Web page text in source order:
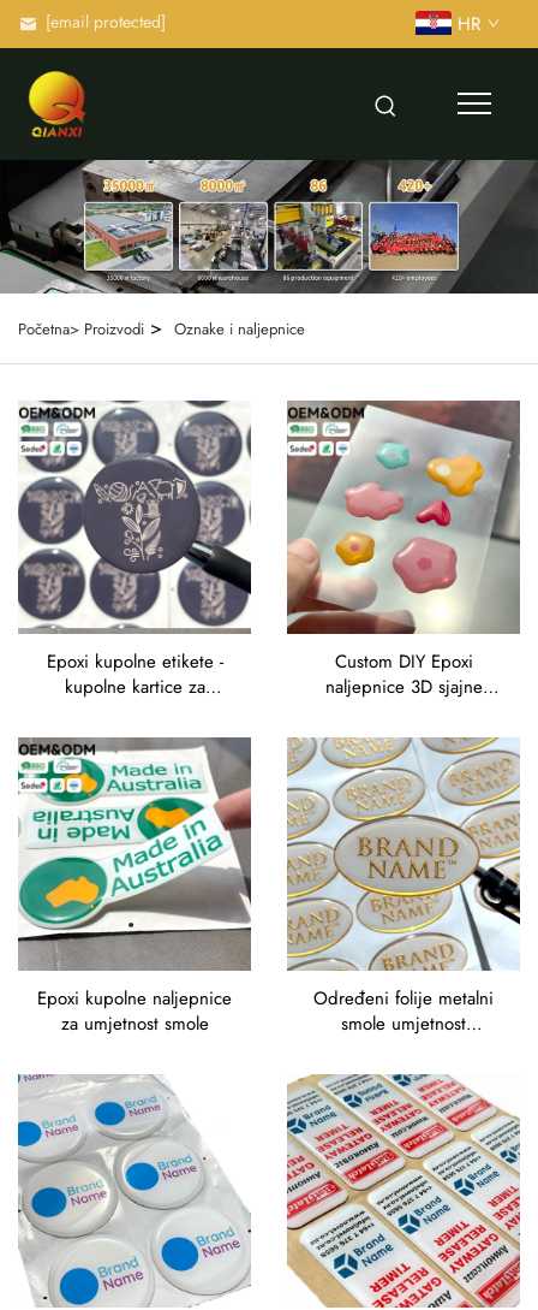
[email protected] HR
Početna> Proizvodi > Oznake i naljepnice
Epoxi kupolne etikete -
kupolne kartice za
Custom DIY Epoxi
naljepnice 3D sjajne
umjetničke obrte
Epoxi kupolne naljepnice
za umjetnost smole
Određeni folije metalni
smole umjetnost
doming gel domed
dekale